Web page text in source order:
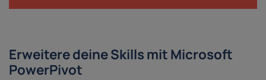
Erweitere deine Skills mit Microsoft
PowerPivot